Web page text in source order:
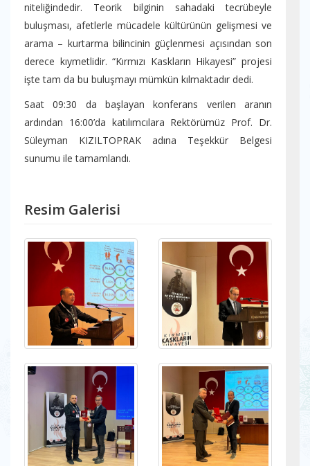
niteliğindedir. Teorik bilginin sahadaki tecrübeyle
buluşması, afetlerle mücadele kültürünün gelişmesi ve
arama – kurtarma bilincinin güçlenmesi açısından son
derece kıymetlidir. “Kırmızı Kaskların Hikayesi” projesi
işte tam da bu buluşmayı mümkün kılmaktadır dedi.
Saat 09:30 da başlayan konferans verilen aranın
ardından 16:00’da katılımcılara Rektörümüz Prof. Dr.
Süleyman KIZILTOPRAK adına Teşekkür Belgesi
sunumu ile tamamlandı.
Resim Galerisi